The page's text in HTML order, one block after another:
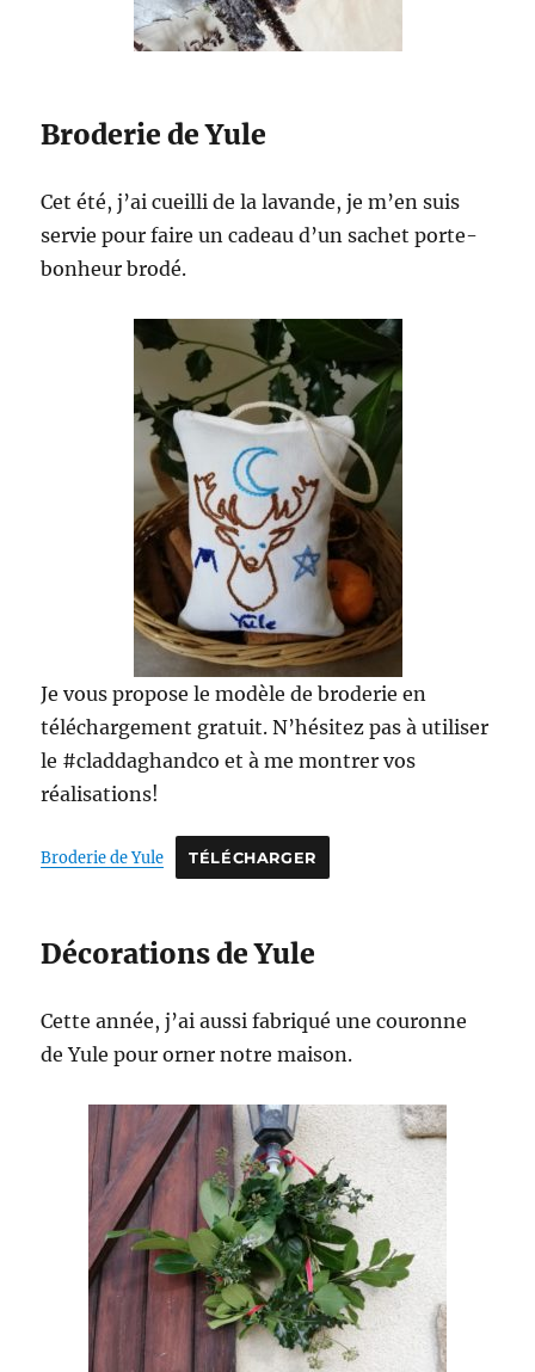
Broderie de Yule
Cet été, j’ai cueilli de la lavande, je m’en suis
servie pour faire un cadeau d’un sachet porte-
bonheur brodé.
Je vous propose le modèle de broderie en
téléchargement gratuit. N’hésitez pas à utiliser
le #claddaghandco et à me montrer vos
réalisations!
Broderie de Yule TÉLÉCHARGER
Décorations de Yule
Cette année, j’ai aussi fabriqué une couronne
de Yule pour orner notre maison.